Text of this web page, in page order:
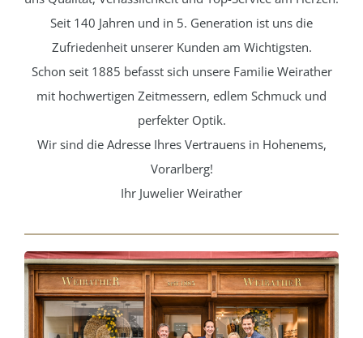
Seit 140 Jahren und in 5. Generation ist uns die
Zufriedenheit unserer Kunden am Wichtigsten.
Schon seit 1885 befasst sich unsere Familie Weirather
mit hochwertigen Zeitmessern, edlem Schmuck und
perfekter Optik.
Wir sind die Adresse Ihres Vertrauens in Hohenems,
Vorarlberg!
Ihr Juwelier Weirather